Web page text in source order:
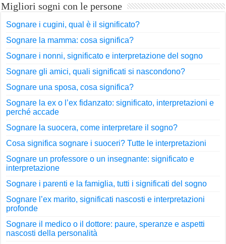
Migliori sogni con le persone
Sognare i cugini, qual è il significato?
Sognare la mamma: cosa significa?
Sognare i nonni, significato e interpretazione del sogno
Sognare gli amici, quali significati si nascondono?
Sognare una sposa, cosa significa?
Sognare la ex o l’ex fidanzato: significato, interpretazioni e
perché accade
Sognare la suocera, come interpretare il sogno?
Cosa significa sognare i suoceri? Tutte le interpretazioni
Sognare un professore o un insegnante: significato e
interpretazione
Sognare i parenti e la famiglia, tutti i significati del sogno
Sognare l’ex marito, significati nascosti e interpretazioni
profonde
Sognare il medico o il dottore: paure, speranze e aspetti
nascosti della personalità